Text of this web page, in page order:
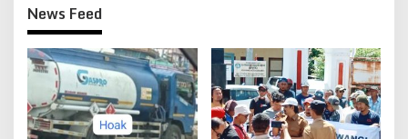
News Feed